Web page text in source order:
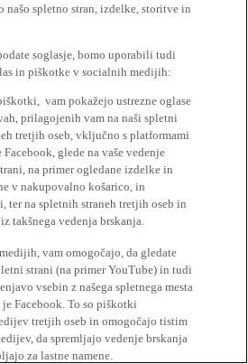
našo spletno stran, izdelke, storitve in
soglasje, bomo uporabili tudi
in piškotke v socialnih medijih:
vam pokažejo ustrezne oglase
prilagojenih vam na naši spletni
tretjih oseb, vključno s platformami
glede na vaše vedenje
na primer ogledane izdelke in
v nakupovalno košarico, in
ter na spletnih straneh tretjih oseb in
takšnega vedenja brskanja.
vam omogočajo, da gledate
strani (na primer YouTube) in tudi
vsebin z našega spletnega mesta
Facebook. To so piškotki
tretjih oseb in omogočajo tistim
da spremljajo vedenje brskanja
za lastne namene.